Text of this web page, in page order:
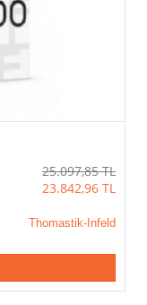
25.097,85 TL
23.842,96 TL
Thomastik-Infeld